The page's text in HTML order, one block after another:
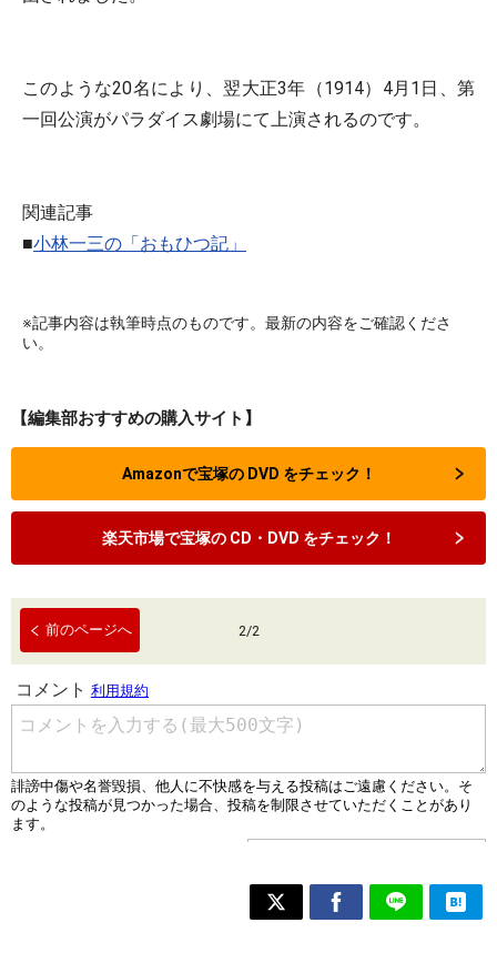
このような20名により、翌大正3年（1914）4月1日、第
一回公演がパラダイス劇場にて上演されるのです。
関連記事
■小林一三の「おもひつ記」
※記事内容は執筆時点のものです。最新の内容をご確認くださ
い。
【編集部おすすめの購入サイト】
Amazonで宝塚の DVD をチェック！
楽天市場で宝塚の CD・DVD をチェック！
前のページへ 2/2